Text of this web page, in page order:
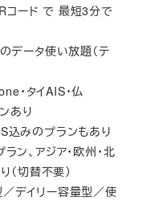
コード で 最短3分で
データ使い放題（テ
・タイAIS・仏
あり
込みのプランもあり
ン、アジア・欧州・北
（切替不要）
デイリー容量型／使